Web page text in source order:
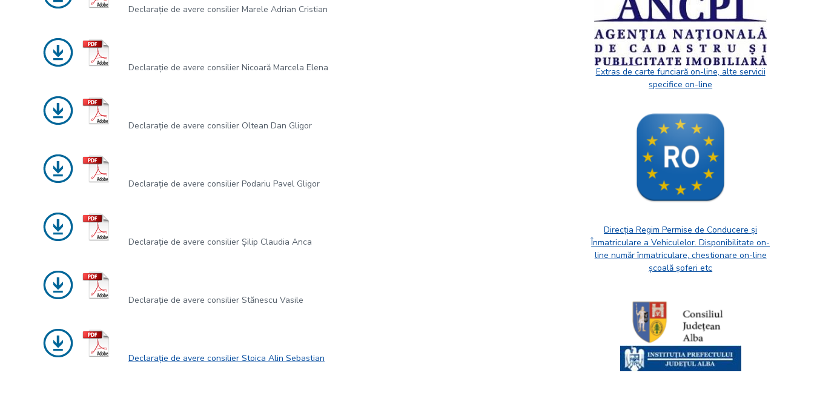
Declarație de avere consilier Marele Adrian Cristian
Declarație de avere consilier Nicoară Marcela Elena
Declarație de avere consilier Oltean Dan Gligor
Declarație de avere consilier Podariu Pavel Gligor
Declarație de avere consilier Șilip Claudia Anca
Declarație de avere consilier Stănescu Vasile
Declarație de avere consilier Stoica Alin Sebastian
Extras de carte funciară on-line, alte servicii
specifice on-line
Direcția Regim Permise de Conducere și
Înmatriculare a Vehiculelor. Disponibilitate on-
line număr înmatriculare, chestionare on-line
școală șoferi etc